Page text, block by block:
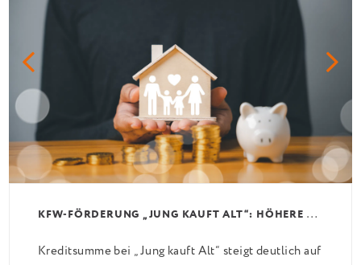
K
FW-FÖRDERUNG „JUNG KAUFT ALT“: HÖHERE KREDITE AB AUGUST 2026
Kreditsumme bei „Jung kauft Alt“ steigt deutlich auf